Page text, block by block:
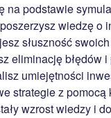
na podstawie
wiedzę o
słuszność
eliminację błędów i
umiejętności
strategie z pomocą
wzrost wiedzy i